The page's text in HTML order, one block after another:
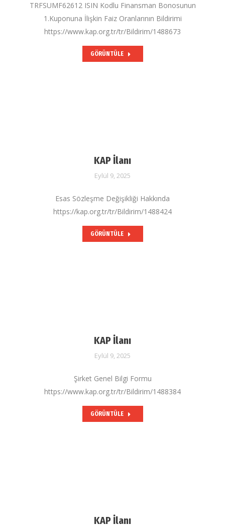
TRFSUMF62612 ISIN Kodlu Finansman Bonosunun
1.Kuponuna İlişkin Faiz Oranlarının Bildirimi
https://www.kap.org.tr/tr/Bildirim/1488673
GÖRÜNTÜLE
KAP İlanı
Eylül 9, 2025
Esas Sözleşme Değişikliği Hakkında
https://kap.org.tr/tr/Bildirim/1488424
GÖRÜNTÜLE
KAP İlanı
Eylül 9, 2025
Şirket Genel Bilgi Formu
https://www.kap.org.tr/tr/Bildirim/1488384
GÖRÜNTÜLE
KAP İlanı